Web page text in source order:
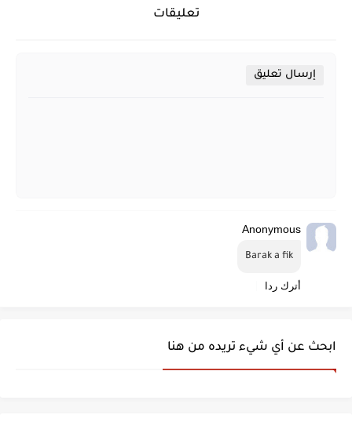
تعليقات
إرسال تعليق
Anonymous
Barak a fik
أترك ردا
ابحث عن أي شيء تريده من هنا